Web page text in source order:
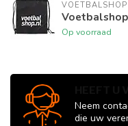
Op voorraad
Neem
die uw